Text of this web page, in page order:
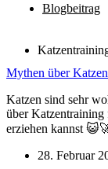
Blogbeitrag
Mythen über
Katzen sind sehr
über Katzentraining
erziehen kannst
28. Februar